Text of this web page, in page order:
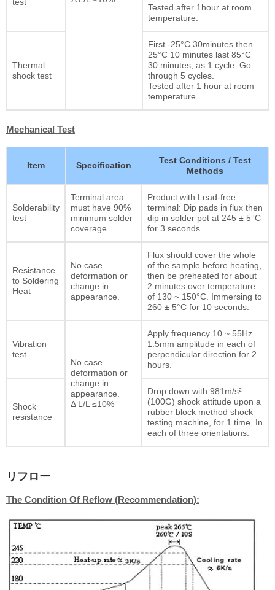
test
Tested after 1hour at room
temperature.
Thermal
shock test
First -25°C 30minutes then
25°C 10 minutes last 85°C
30 minutes, as 1 cycle. Go
through 5 cycles.
Tested after 1 hour at room
temperature.
Mechanical Test
Item Specification
Test Conditions / Test
Methods
Solderability
test
Terminal area
must have 90%
minimum solder
coverage.
Product with Lead-free
terminal: Dip pads in flux then
dip in solder pot at 245 ± 5°C
for 3 seconds.
Resistance
to Soldering
Heat
No case
deformation or
change in
appearance.
Flux should cover the whole
of the sample before heating,
then be preheated for about
2 minutes over temperature
of 130 ~ 150°C. Immersing to
260 ± 5°C for 10 seconds.
Vibration
test
No case
deformation or
change in
appearance.
Δ L/L ≤10%
Apply frequency 10 ~ 55Hz.
1.5mm amplitude in each of
perpendicular direction for 2
hours.
Shock
resistance
Drop down with 981m/s²
(100G) shock attitude upon a
rubber block method shock
testing machine, for 1 time. In
each of three orientations.
リフロー
The Condition Of Reflow (Recommendation):